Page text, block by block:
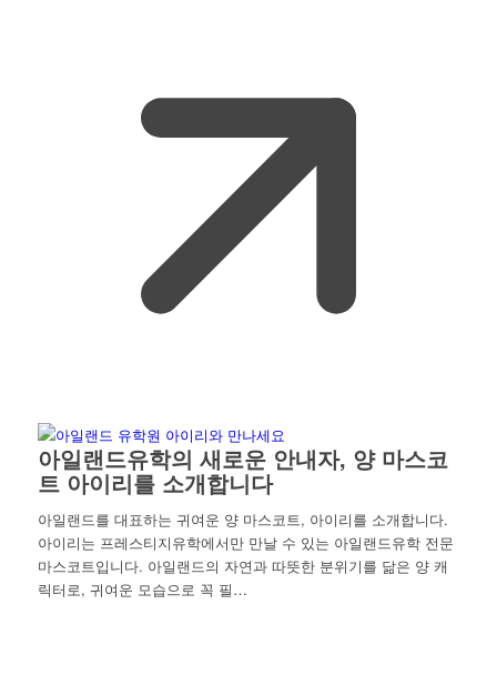
아일랜드유학의 새로운 안내자, 양 마스코
트 아이리를 소개합니다
아일랜드를 대표하는 귀여운 양 마스코트, 아이리를 소개합니다.
아이리는 프레스티지유학에서만 만날 수 있는 아일랜드유학 전문
마스코트입니다. 아일랜드의 자연과 따뜻한 분위기를 닮은 양 캐
릭터로, 귀여운 모습으로 꼭 필…